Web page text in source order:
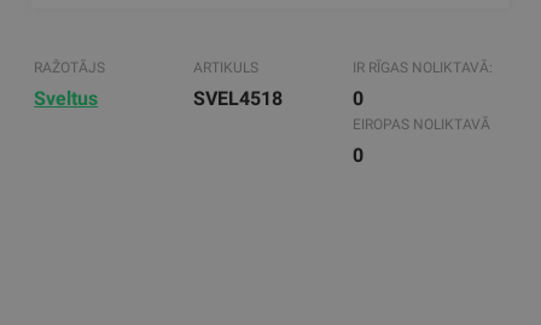
RAŽOTĀJS
Sveltus
ARTIKULS
SVEL4518
IR RĪGAS NOLIKTAVĀ:
0
EIROPAS NOLIKTAVĀ
0